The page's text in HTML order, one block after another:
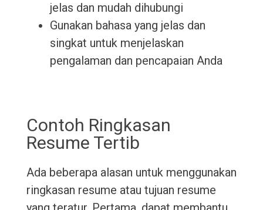
jelas dan mudah dihubungi
Gunakan bahasa yang jelas dan
singkat untuk menjelaskan
pengalaman dan pencapaian Anda
Contoh Ringkasan
Resume Tertib
Ada beberapa alasan untuk menggunakan
ringkasan resume atau tujuan resume